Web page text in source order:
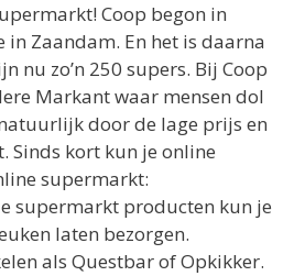
Coop begon in
in Zaandam. En het is daarna
nu zo’n 250 supers. Bij Coop
Markant waar mensen dol
door de lage prijs en
Sinds kort kun je online
supermarkt:
supermarkt producten kun je
laten bezorgen.
als Questbar of Opkikker.